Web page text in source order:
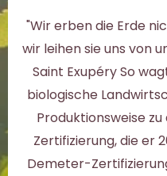
"Wir erben die Erde
wir leihen sie uns von
Saint Exupéry So
biologische
Produktionsweise
Zertifizierung, die er
Demeter-